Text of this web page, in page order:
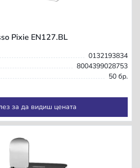
Pixie EN127.BL
0132193834
8004399028753
50 бр.
за да видиш цената